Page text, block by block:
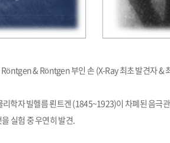
& Röntgen 부인 손 (X-Ray 최초 발견자 &
학자 빌헬름 뢴트겐 (1845~1923)이 차폐된 음극
실험 중 우연히 발견.